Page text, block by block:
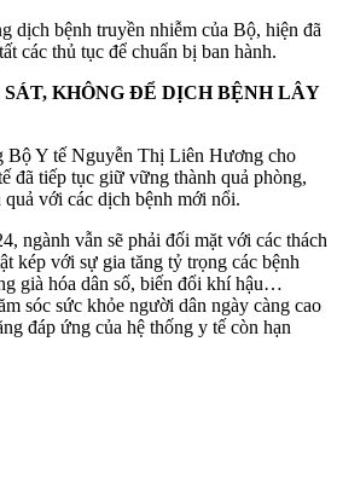
dịch bệnh truyền nhiễm của Bộ, hiện đã
các thủ tục để chuẩn bị ban hành.
KHÔNG ĐỂ DỊCH BỆNH LÂY
Bộ Y tế Nguyễn Thị Liên Hương cho
đã tiếp tục giữ vững thành quả phòng,
với các dịch bệnh mới nổi.
ngành vẫn sẽ phải đối mặt với các thách
kép với sự gia tăng tỷ trọng các bệnh
già hóa dân số, biến đổi khí hậu…
sóc sức khỏe người dân ngày càng cao
đáp ứng của hệ thống y tế còn hạn